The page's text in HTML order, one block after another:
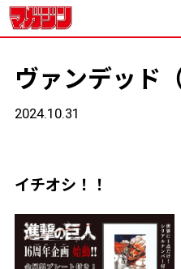
ヴァンデッド（
2024.10.31
イチオシ！！